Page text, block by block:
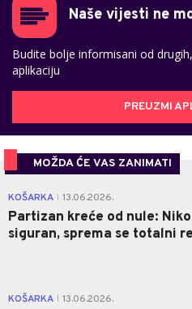
Naše vijesti ne
Budite bolje informisani od
aplikaciju
PREUZMI
MOŽDA ĆE VAS ZANIMATI
KOŠARKA 13.06.2026.
Partizan kreće od nule:
siguran, sprema se totalni
KOŠARKA 13.06.2026.